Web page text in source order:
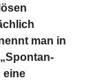
man in
eine